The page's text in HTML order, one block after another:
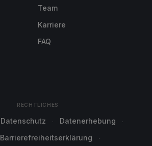
Team
Karriere
FAQ
RECHTLICHES
Datenschutz
Datenerhebung
Barrierefreiheitserklärung